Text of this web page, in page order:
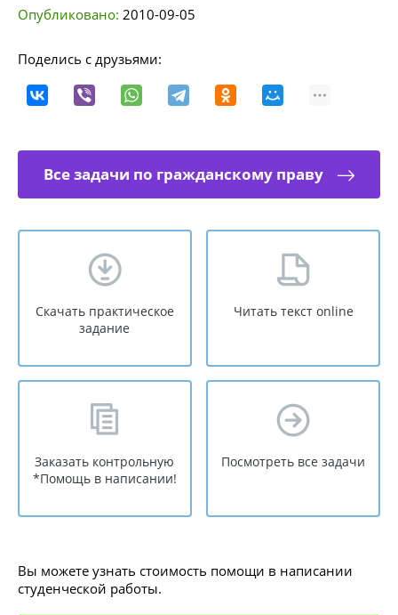
Опубликовано: 2010-09-05
Поделись с друзьями:
Все задачи по гражданскому праву
Скачать практическое
задание
Читать текст online
Заказать контрольную
*Помощь в написании!
Посмотреть все задачи
Вы можете узнать стоимость помощи в написании
студенческой работы.